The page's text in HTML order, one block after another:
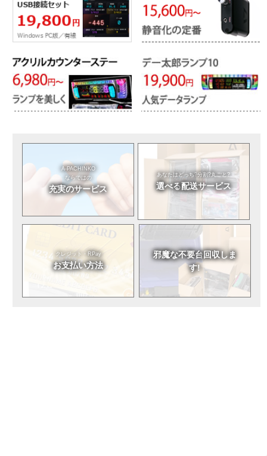
A-PACHINKO
ならではの
充実のサービス
あなたはどっち?分割?丸ごと?
選べる配送サービス
クレジット・RPay
お支払い方法
邪魔な不要台回収しま
す!